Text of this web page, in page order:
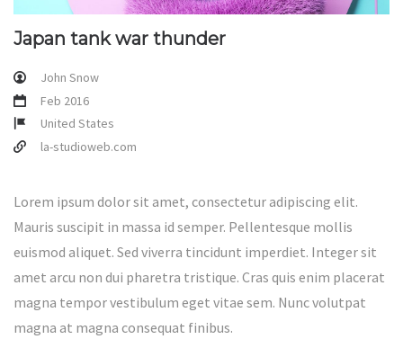
Japan tank war thunder
John Snow
Feb 2016
United States
la-studioweb.com
Lorem ipsum dolor sit amet, consectetur adipiscing elit.
Mauris suscipit in massa id semper. Pellentesque mollis
euismod aliquet. Sed viverra tincidunt imperdiet. Integer sit
amet arcu non dui pharetra tristique. Cras quis enim placerat
magna tempor vestibulum eget vitae sem. Nunc volutpat
magna at magna consequat finibus.